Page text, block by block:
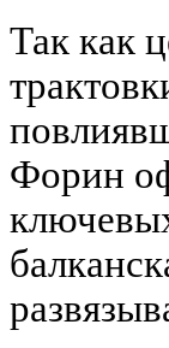
Так как
Форин